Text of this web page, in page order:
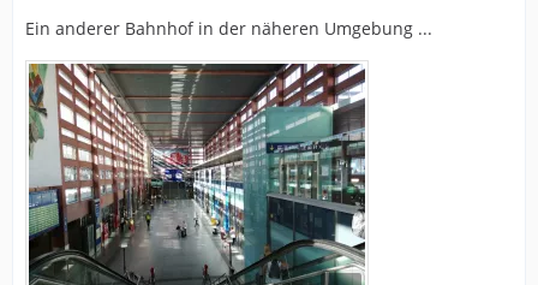
Ein anderer Bahnhof in der näheren Umgebung ...